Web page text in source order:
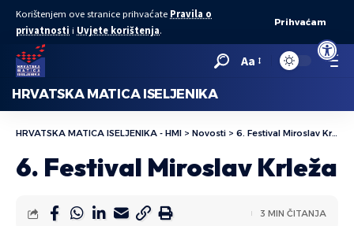
Open
Korištenjem ove stranice prihvaćate Pravila o
privatnosti i Uvjete korištenja.
Prihvaćam
Aa
HRVATSKA MATICA ISELJENIKA
HRVATSKA MATICA ISELJENIKA - HMI > Novosti > 6. Festival Miroslav Krleža
6. Festival Miroslav Krleža
3 MIN ČITANJA